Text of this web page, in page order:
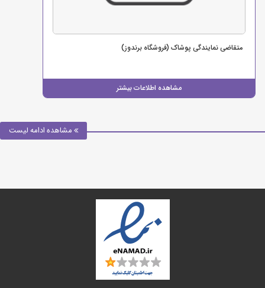
مشاهده اطلاعات بیشتر
متقاضی نمایندگی پوشاک (فروشگاه برندوز)
مشاهده ادامه لیست